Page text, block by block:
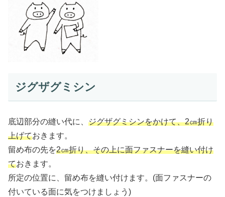
ジグザグミシン
底辺部分の縫い代に、 ジグザグミシンをかけて、2㎝折り
上げておきます。
留め布の先を2㎝折り、その上に面ファスナーを縫い付け
ておきます。
所定の位置に、留め布を縫い付けます。(面ファスナーの
付いている面に気をつけましょう)